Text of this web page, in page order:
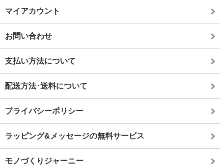
マイアカウント
お問い合わせ
支払い方法について
配送方法･送料について
プライバシーポリシー
ラッピング&メッセージの無料サービス
モノづくりジャーニー